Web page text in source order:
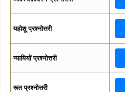
यहोशू प्रश्नोत्तरी
न्यायियों प्रश्नोत्तरी
रूत प्रश्नोत्तरी